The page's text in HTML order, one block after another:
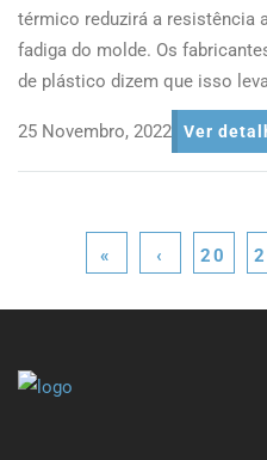
térmico reduzirá a resistência
fadiga do molde. Os
de plástico dizem que isso
25 Novembro, 2022 Ver
« ‹ 20